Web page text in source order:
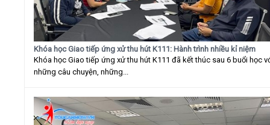
Khóa học Giao tiếp ứng xử thu hút K111: Hành trình nhiều kỉ niệm
Khóa học Giao tiếp ứng xử thu hút K111 đã kết thúc sau 6 buổi học
những câu chuyện, những...